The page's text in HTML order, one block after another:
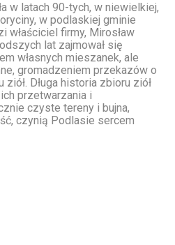
w latach 90-tych, w niewielkiej,
w podlaskiej gminie
właściciel firmy, Mirosław
lat zajmował się
własnych mieszanek, ale
gromadzeniem przekazów o
Długa historia zbioru ziół
przetwarzania i
czyste tereny i bujna,
czynią Podlasie sercem